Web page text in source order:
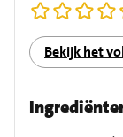
Bekijk het